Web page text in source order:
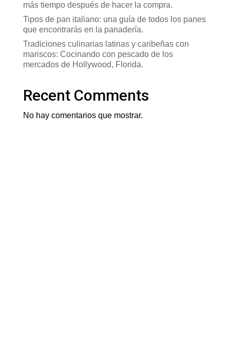
más tiempo después de hacer la compra.
Tipos de pan italiano: una guía de todos los panes
que encontrarás en la panadería.
Tradiciones culinarias latinas y caribeñas con
mariscos: Cocinando con pescado de los
mercados de Hollywood, Florida.
Recent Comments
No hay comentarios que mostrar.